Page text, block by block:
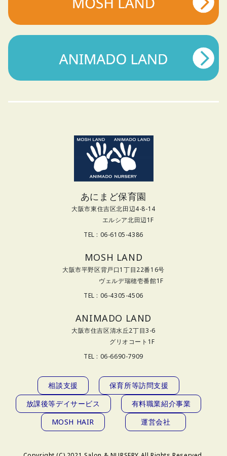
あにまど保育園
大阪市東住吉区北田辺4-8-14
エルシア北田辺1F
TEL : 06-6105-4386
MOSH LAND
大阪市平野区背戸口1丁目22番16号
ヴェルデ瑞穂壱番館1F
TEL : 06-4305-4506
ANIMADO LAND
大阪市住吉区清水丘2丁目3-6
グリオコート1F
TEL : 06-6690-7909
相談支援
保育所等訪問支援
放課後等デイサービス
有料職業紹介事業
MOSH HAIR
運営会社